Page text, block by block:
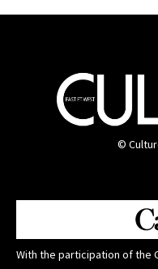
©
With the participation of the